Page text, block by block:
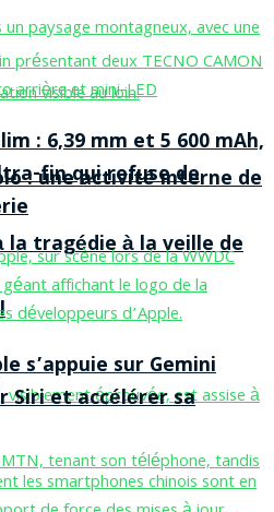
: une activité interne de
la tragédie à la veille de
: 6,39 mm et 5 600 mAh,
fin qui refuse de
s’appuie sur Gemini
Siri et accélérer sa